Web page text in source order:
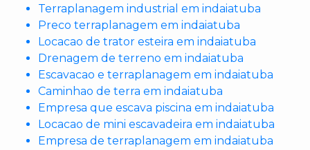
Terraplanagem industrial em indaiatuba
Preco terraplanagem em indaiatuba
Locacao de trator esteira em indaiatuba
Drenagem de terreno em indaiatuba
Escavacao e terraplanagem em indaiatuba
Caminhao de terra em indaiatuba
Empresa que escava piscina em indaiatuba
Locacao de mini escavadeira em indaiatuba
Empresa de terraplanagem em indaiatuba